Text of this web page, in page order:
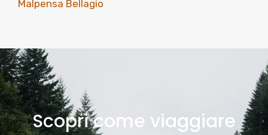
Malpensa Bellagio
Scopri come viaggiare